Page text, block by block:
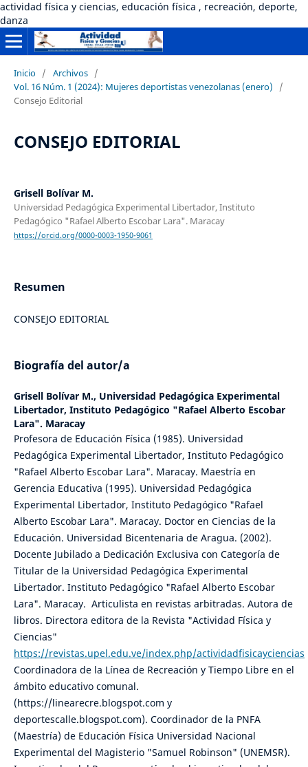
actividad física y ciencias, educación física , recreación, deporte,
danza
Inicio / Archivos /
Vol. 16 Núm. 1 (2024): Mujeres deportistas venezolanas (enero)
/
Consejo Editorial
CONSEJO EDITORIAL
Grisell Bolívar M.
Universidad Pedagógica Experimental Libertador, Instituto
Pedagógico "Rafael Alberto Escobar Lara". Maracay
https://orcid.org/0000-0003-1950-9061
Resumen
CONSEJO EDITORIAL
Biografía del autor/a
Grisell Bolívar M., Universidad Pedagógica Experimental
Libertador, Instituto Pedagógico "Rafael Alberto Escobar
Lara". Maracay
Profesora de Educación Física (1985). Universidad
Pedagógica Experimental Libertador, Instituto Pedagógico
"Rafael Alberto Escobar Lara". Maracay. Maestría en
Gerencia Educativa (1995). Universidad Pedagógica
Experimental Libertador, Instituto Pedagógico "Rafael
Alberto Escobar Lara". Maracay. Doctor en Ciencias de la
Educación. Universidad Bicentenaria de Aragua. (2002).
Docente Jubilado a Dedicación Exclusiva con Categoría de
Titular de la Universidad Pedagógica Experimental
Libertador. Instituto Pedagógico "Rafael Alberto Escobar
Lara". Maracay. Articulista en revistas arbitradas. Autora de
libros. Directora editora de la Revista "Actividad Física y
Ciencias"
https://revistas.upel.edu.ve/index.php/actividadfisicayciencias
Coordinadora de la Línea de Recreación y Tiempo Libre en el
ámbito educativo comunal.
(https://linearecre.blogspot.com y
deportescalle.blogspot.com). Coordinador de la PNFA
(Maestría) de Educación Física Universidad Nacional
Experimental del Magisterio "Samuel Robinson" (UNEMSR).